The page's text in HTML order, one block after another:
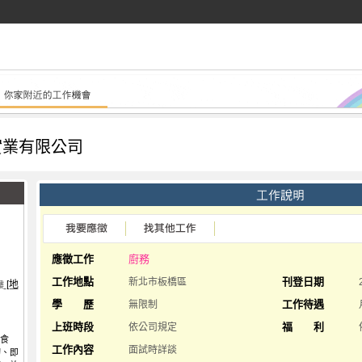
有限公司
[地
即
應徵工作
廚務
工作地點
新北市板橋區 刊登日期
學 歷 無限制 工作待遇
上班時段 依公司規定 福 利
工作內容 面試時詳談